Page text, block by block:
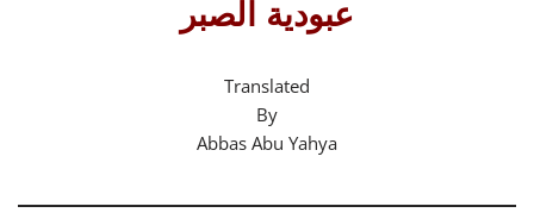
عبودية الصبر
Translated
By
Abbas Abu Yahya